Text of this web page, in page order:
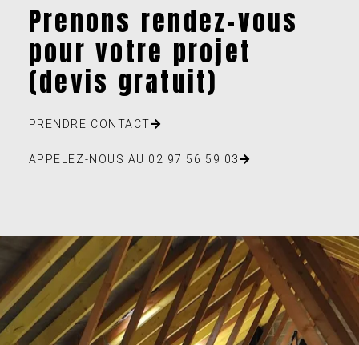
Prenons rendez-vous
pour votre projet
(devis gratuit)
PRENDRE CONTACT
APPELEZ-NOUS AU 02 97 56 59 03